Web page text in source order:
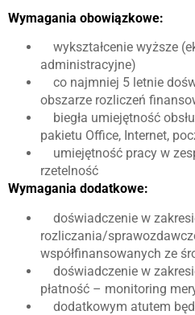
Wymagania obowiązkowe:
wykształcenie wyższe
administracyjne)
co najmniej 5 letnie
obszarze rozliczeń
biegła umiejętność
pakietu Office, Internet,
umiejętność pracy w
rzetelność
Wymagania dodatkowe:
doświadczenie w
rozliczania/
współfinansowanych ze
doświadczenie w
płatność – monitoring
dodatkowym atutem